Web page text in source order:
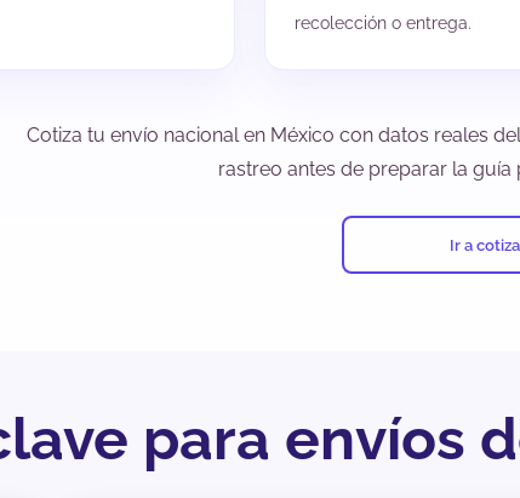
recolección o entrega.
Cotiza tu envío nacional en México con datos reales
rastreo antes de preparar la guía
Ir a
para envíos